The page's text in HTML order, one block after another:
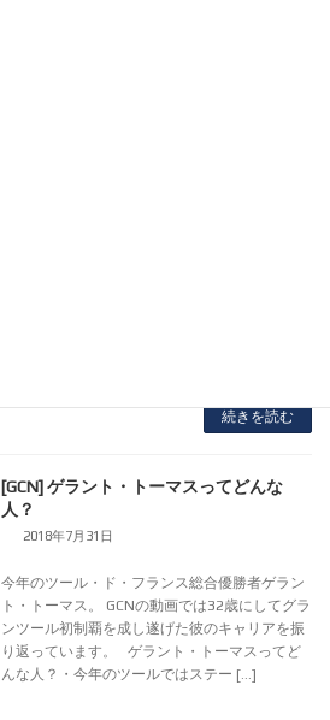
続きを読む
[GCN] ゲラント・トーマスってどんな
人？
2018年7月31日
今年のツール・ド・フランス総合優勝者ゲラン
ト・トーマス。 GCNの動画では32歳にしてグラ
ンツール初制覇を成し遂げた彼のキャリアを振
り返っています。 ゲラント・トーマスってど
んな人？・今年のツールではステー […]